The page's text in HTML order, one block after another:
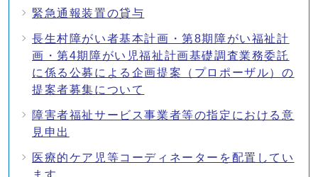
緊急通報装置の貸与
長生村障がい者基本計画・第8期障がい福祉計
画・第4期障がい児福祉計画基礎調査業務委託
に係る公募による企画提案（プロポーザル）の
提案者募集について
障害者福祉サービス事業者等の指定における意
見申出
医療的ケア児等コーディネーターを配置してい
ます